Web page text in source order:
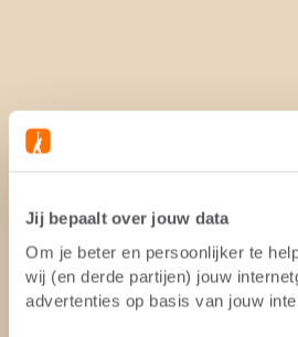
Jij bepaalt over jouw data
Om je beter en persoonlijker te
wij (en derde partijen) jouw
advertenties op basis van jouw